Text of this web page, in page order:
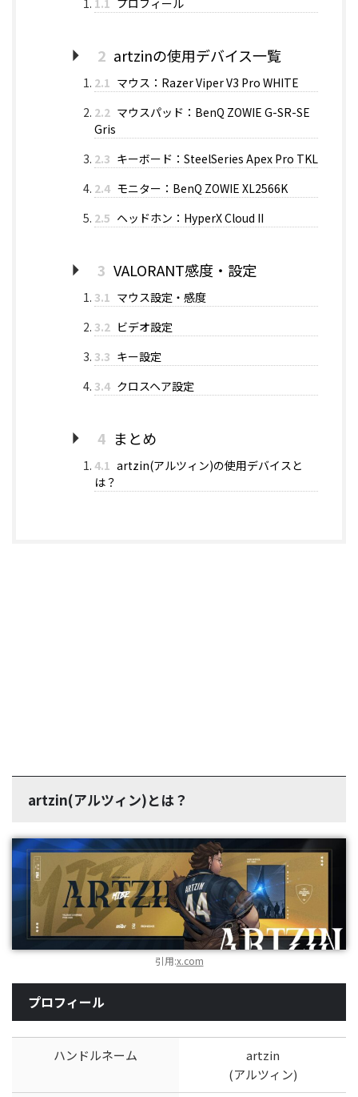
1.1 プロフィール
2 artzinの使用デバイス一覧
2.1 マウス：Razer Viper V3 Pro WHITE
2.2 マウスパッド：BenQ ZOWIE G-SR-SE
Gris
2.3 キーボード：SteelSeries Apex Pro TKL
2.4 モニター：BenQ ZOWIE XL2566K
2.5 ヘッドホン：HyperX Cloud II
3 VALORANT感度・設定
3.1 マウス設定・感度
3.2 ビデオ設定
3.3 キー設定
3.4 クロスヘア設定
4 まとめ
4.1 artzin(アルツィン)の使用デバイスと
は？
artzin(アルツィン)とは？
引用:x.com
プロフィール
ハンドルネーム
artzin
(アルツィン)